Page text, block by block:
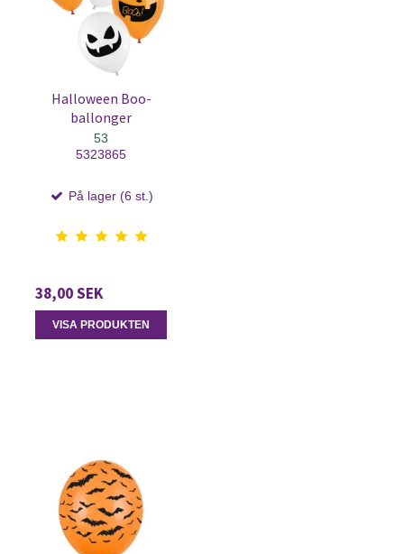
Halloween Boo-
ballonger
53
5323865
På lager (6 st.)
38,00 SEK
VISA PRODUKTEN